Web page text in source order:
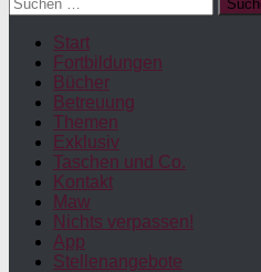
nach:
Start
Fortbildungen
Bücher
Betreuung
Themen
Exklusiv
Taschen und Co.
Kontakt
Maw
Nichts verpassen!
App
Stellenangebote